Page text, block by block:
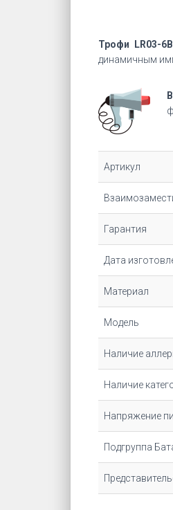
Трофи LR03-
динамичным
Артикул
Гарантия
Дата
Материал
Модель
Наличие
Наличие
Напряжение
Подгруппа